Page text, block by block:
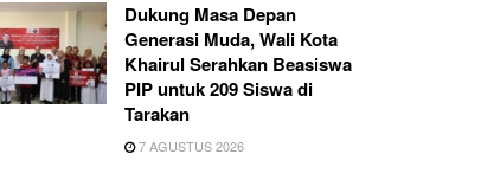
Dukung Masa Depan
Generasi Muda, Wali Kota
Khairul Serahkan Beasiswa
PIP untuk 209 Siswa di
Tarakan
7 AGUSTUS 2026